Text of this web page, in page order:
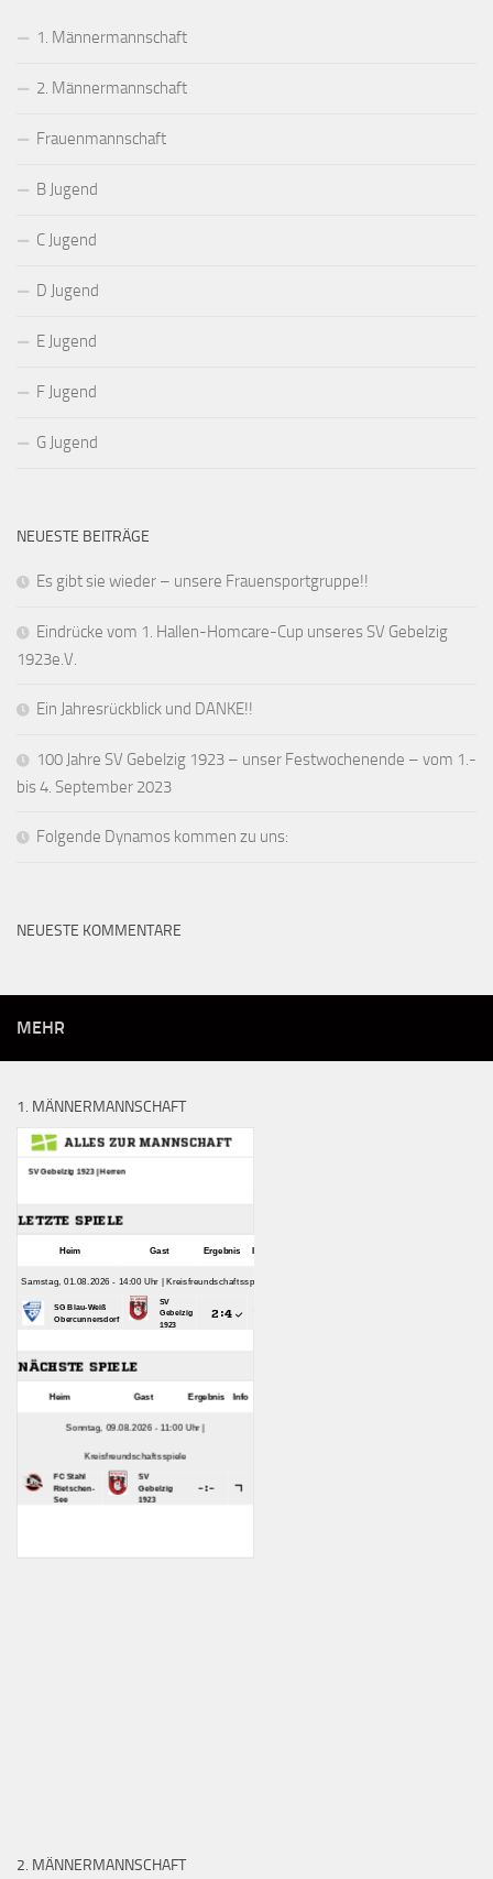
1. Männermannschaft
2. Männermannschaft
Frauenmannschaft
B Jugend
C Jugend
D Jugend
E Jugend
F Jugend
G Jugend
NEUESTE BEITRÄGE
Es gibt sie wieder – unsere Frauensportgruppe!!
Eindrücke vom 1. Hallen-Homcare-Cup unseres SV Gebelzig
1923e.V.
Ein Jahresrückblick und DANKE!!
100 Jahre SV Gebelzig 1923 – unser Festwochenende – vom 1.-
bis 4. September 2023
Folgende Dynamos kommen zu uns:
NEUESTE KOMMENTARE
MEHR
1. MÄNNERMANNSCHAFT
2. MÄNNERMANNSCHAFT